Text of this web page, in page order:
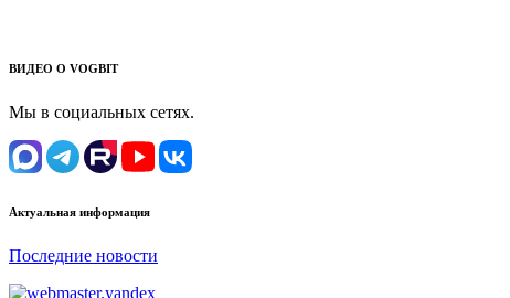
ВИДЕО О VOGBIT
Мы в социальных сетях.
Актуальная информация
Последние новости